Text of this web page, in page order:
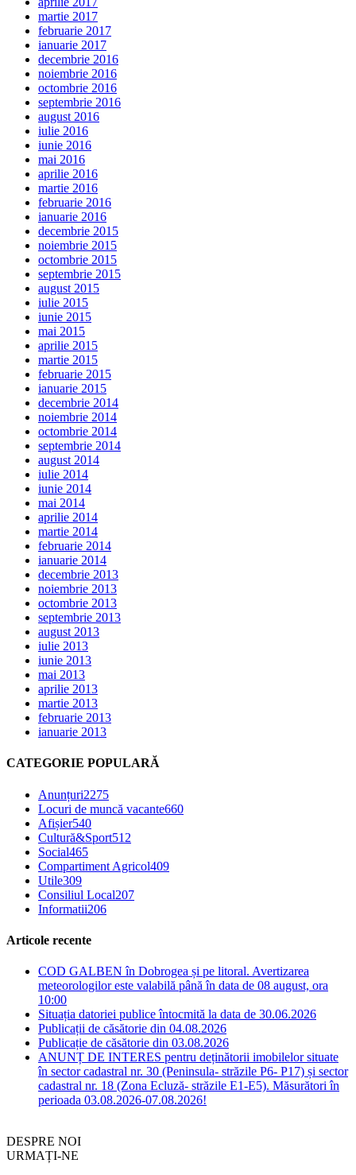
martie 2017
februarie 2017
ianuarie 2017
decembrie 2016
noiembrie 2016
octombrie 2016
septembrie 2016
august 2016
iulie 2016
iunie 2016
mai 2016
aprilie 2016
martie 2016
februarie 2016
ianuarie 2016
decembrie 2015
noiembrie 2015
octombrie 2015
septembrie 2015
august 2015
iulie 2015
iunie 2015
mai 2015
aprilie 2015
martie 2015
februarie 2015
ianuarie 2015
decembrie 2014
noiembrie 2014
octombrie 2014
septembrie 2014
august 2014
iulie 2014
iunie 2014
mai 2014
aprilie 2014
martie 2014
februarie 2014
ianuarie 2014
decembrie 2013
noiembrie 2013
octombrie 2013
septembrie 2013
august 2013
iulie 2013
iunie 2013
mai 2013
aprilie 2013
martie 2013
februarie 2013
ianuarie 2013
CATEGORIE POPULARĂ
Anunțuri2275
Locuri de muncă vacante660
Afișier540
Cultură&Sport512
Social465
Compartiment Agricol409
Utile309
Consiliul Local207
Informatii206
Articole recente
COD GALBEN în Dobrogea și pe litoral. Avertizarea
meteorologilor este valabilă până în data de 08 august, ora
10:00
Situația datoriei publice întocmită la data de 30.06.2026
Publicații de căsătorie din 04.08.2026
Publicație de căsătorie din 03.08.2026
ANUNȚ DE INTERES pentru deținătorii imobilelor situate
în sector cadastral nr. 30 (Peninsula- străzile P6- P17) și sector
cadastral nr. 18 (Zona Ecluză- străzile E1-E5). Măsurători în
perioada 03.08.2026-07.08.2026!
DESPRE NOI
URMAȚI-NE